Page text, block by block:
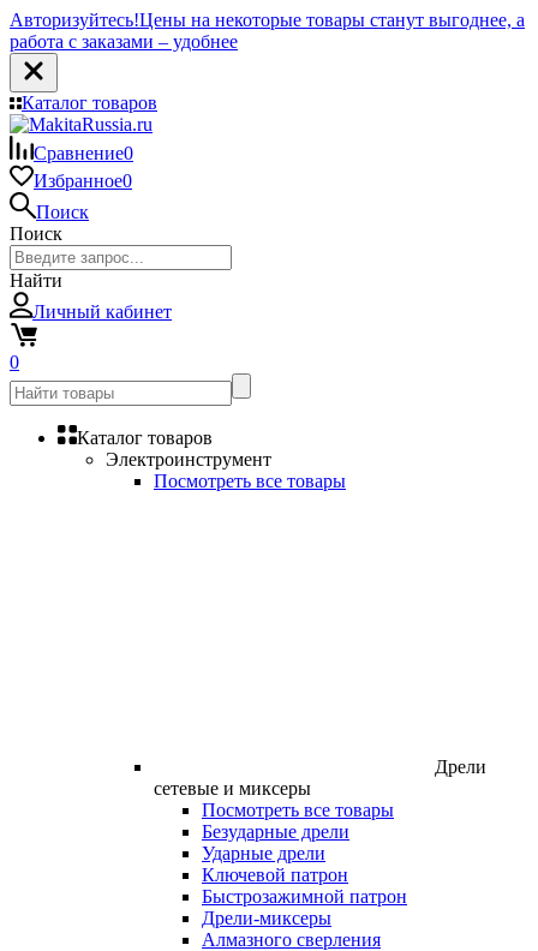
Авторизуйтесь!Цены на некоторые товары станут выгоднее, а
работа с заказами – удобнее
Каталог товаров
Сравнение0
Избранное0
Поиск
Поиск
Найти
Личный кабинет
0
Каталог товаров
Электроинструмент
Посмотреть все товары
Дрели
сетевые и миксеры
Посмотреть все товары
Безударные дрели
Ударные дрели
Ключевой патрон
Быстрозажимной патрон
Дрели-миксеры
Алмазного сверления